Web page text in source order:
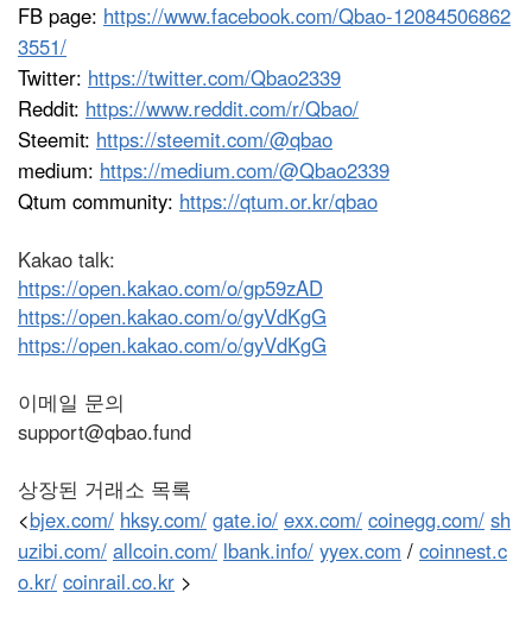
FB page: https://www.facebook.com/Qbao-12084506862
3551/
Twitter: https://twitter.com/Qbao2339
Reddit: https://www.reddit.com/r/Qbao/
Steemit: https://steemit.com/@qbao
medium: https://medium.com/@Qbao2339
Qtum community: https://qtum.or.kr/qbao
Kakao talk:
https://open.kakao.com/o/gp59zAD
https://open.kakao.com/o/gyVdKgG
https://open.kakao.com/o/gyVdKgG
이메일 문의
support@qbao.fund
상장된 거래소 목록
<bjex.com/ hksy.com/ gate.io/ exx.com/ coinegg.com/ sh
uzibi.com/ allcoin.com/ lbank.info/ yyex.com / coinnest.c
o.kr/ coinrail.co.kr >